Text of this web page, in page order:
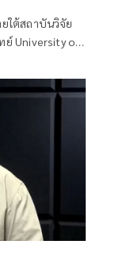
ใต้สถาบันวิจัย
ย์ University of
ว่า